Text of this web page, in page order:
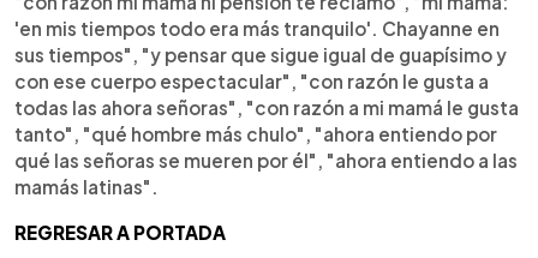
'en mis tiempos todo era más tranquilo'. Chayanne en
sus tiempos", "y pensar que sigue igual de guapísimo y
con ese cuerpo espectacular", "con razón le gusta a
todas las ahora señoras", "con razón a mi mamá le gusta
tanto", "qué hombre más chulo", "ahora entiendo por
qué las señoras se mueren por él", "ahora entiendo a las
mamás latinas".
REGRESAR A PORTADA